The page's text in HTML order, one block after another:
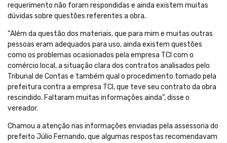
requerimento não foram respondidas e ainda existem muitas
dúvidas sobre questões referentes a obra.
“Além da questão dos materiais, que para mim e muitas outras
pessoas eram adequados para uso, ainda existem questões
como os problemas ocasionados pela empresa TCI com o
comércio local, a situação clara dos contratos analisados pelo
Tribunal de Contas e também qual o procedimento tomado pela
prefeitura contra a empresa TCI, que teve seu contrato da obra
rescindido. Faltaram muitas informações ainda”, disse o
vereador.
Chamou a atenção nas informações enviadas pela assessoria do
prefeito Júlio Fernando, que algumas respostas recomendavam